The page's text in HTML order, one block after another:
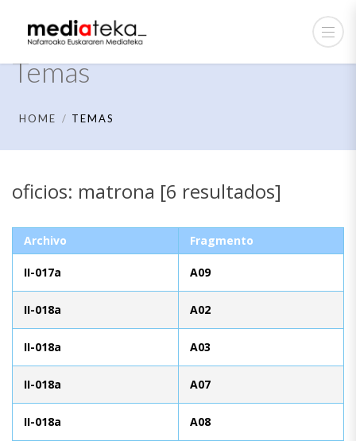
Temas
HOME TEMAS
oficios: matrona [6 resultados]
Archivo Fragmento
II-017a A09
II-018a A02
II-018a A03
II-018a A07
II-018a A08